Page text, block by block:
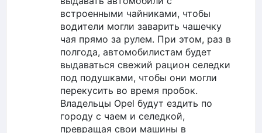
встроенными чайниками, чтобы
водители могли заварить чашечку
чая прямо за рулем. При этом, раз в
полгода, автомобилистам будет
выдаваться свежий рацион селедки
под подушками, чтобы они могли
перекусить во время пробок.
Владельцы Opel будут ездить по
городу с чаем и селедкой,
превращая свои машины в